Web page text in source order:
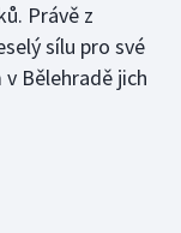
Právě z
sílu pro své
Bělehradě jich